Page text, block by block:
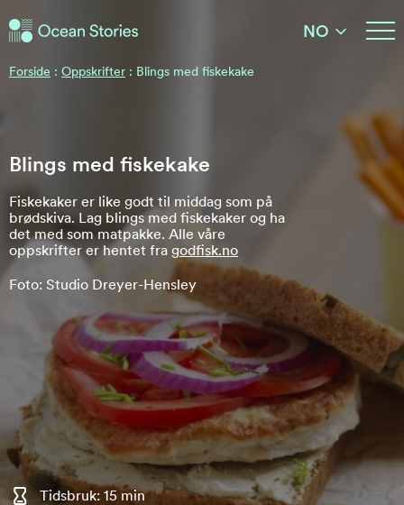
Ocean Stories
NO
Forside : Oppskrifter : Blings med fiskekake
Blings med fiskekake
Fiskekaker er like godt til middag som på
brødskiva. Lag blings med fiskekaker og ha
det med som matpakke. Alle våre
oppskrifter er hentet fra godfisk.no
Foto: Studio Dreyer-Hensley
Tidsbruk: 15 min